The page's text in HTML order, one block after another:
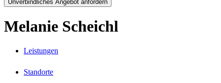
Melanie Scheichl
Leistungen
Standorte